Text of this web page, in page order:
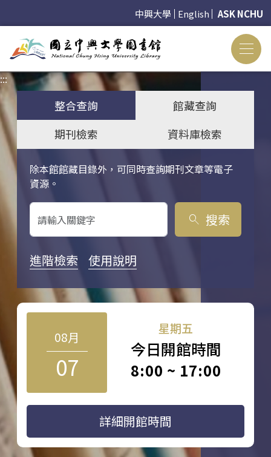
中興大學 English ASK NCHU
:::
整合查詢
館藏查詢
期刊檢索
資料庫檢索
除本館館藏目錄外，可同時查詢期刊文章等電子
資源。
關鍵字搜尋
search 搜索
進階檢索 使用說明
08月
07
星期五
今日開館時間
8:00 ~ 17:00
詳細開館時間